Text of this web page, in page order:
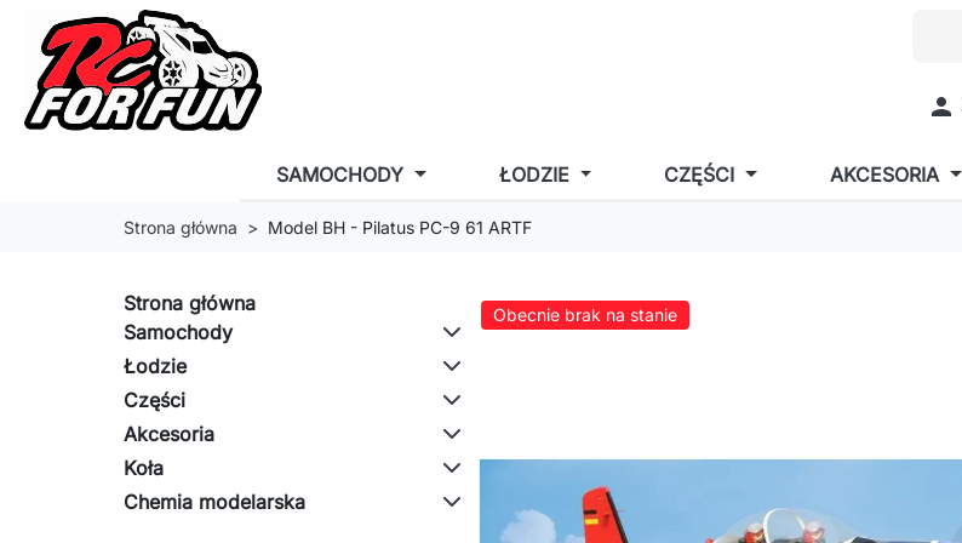

SAMOCHODY ŁODZIE CZĘŚCI AKCESORIA
Strona główna Model BH - Pilatus PC-9 61 ARTF
Strona główna
Samochody
Łodzie
Części
Akcesoria
Koła
Chemia modelarska
Obecnie brak na stanie